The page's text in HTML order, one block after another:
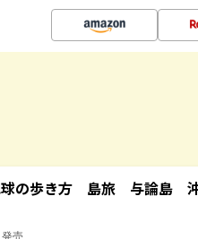
の歩き方 島旅 与論島
売